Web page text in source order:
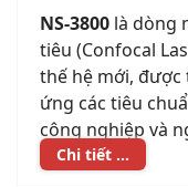
NS-3800 là dòng
tiêu (Confocal
thế hệ mới, được
ứng các tiêu
công nghiệp và
Chi tiết ...